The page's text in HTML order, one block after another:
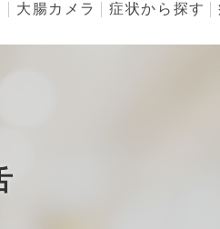
大腸カメラ 症状から探す